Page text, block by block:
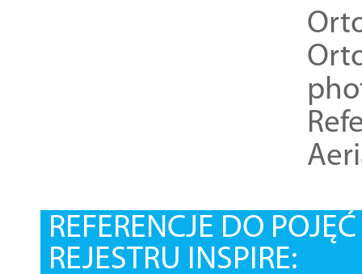
REFERENCJE DO
REJESTRU INSPIRE: